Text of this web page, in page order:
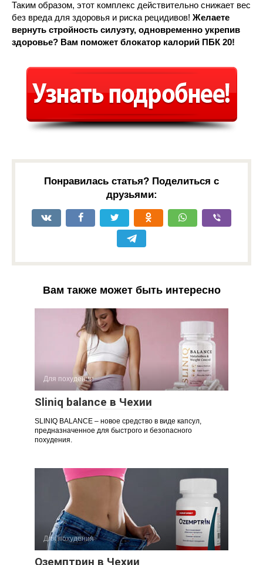
Таким образом, этот комплекс действительно снижает вес
без вреда для здоровья и риска рецидивов! Желаете
вернуть стройность силуэту, одновременно укрепив
здоровье? Вам поможет блокатор калорий ПБК 20!
Понравилась статья? Поделиться с
друзьями:
Вам также может быть интересно
Для похудения
Sliniq balance в Чехии
SLINIQ BALANCE – новое средство в виде капсул,
предназначенное для быстрого и безопасного
похудения.
Для похудения
Оземптрин в Чехии